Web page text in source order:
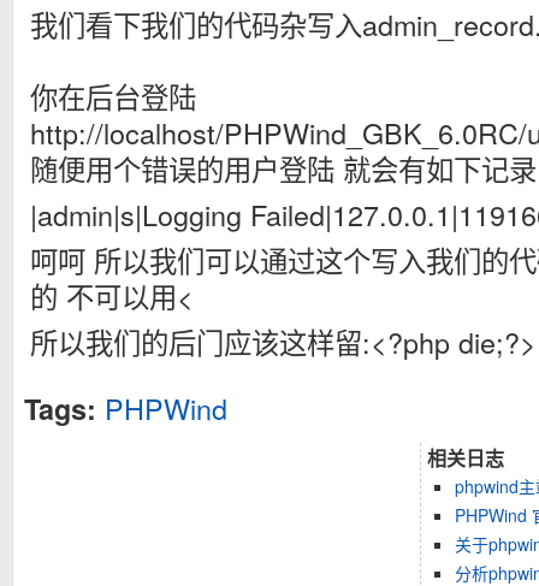
我们看下我们的代码杂写入
你在后台登陆
http://localhost/PHPWind_GBK_6.0RC/
随便用个错误的用户登陆 就会有如下记
|admin|s|Logging
呵呵 所以我们可以通过这个写入我们的
的 不可以用<
所以我们的后门应该这样留:<?php
Tags: PHPWind
相关日志
phpwind
PHPWind
关于
分析